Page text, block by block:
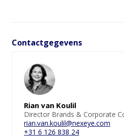
Contactgegevens
Rian van Koulil
Director Brands & Corporate
rian.van.koulil@nexeye.com
+31 6 126 838 24